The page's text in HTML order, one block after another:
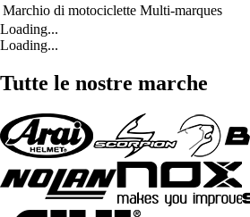
Marchio di motociclette Multi-marques
Loading...
Loading...
Tutte le nostre marche